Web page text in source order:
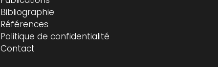
Bibliographie
Références
Politique de confidentialité
Contact